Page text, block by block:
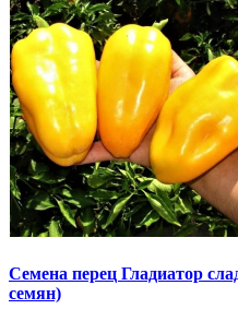
Семена перец Гладиатор
семян)